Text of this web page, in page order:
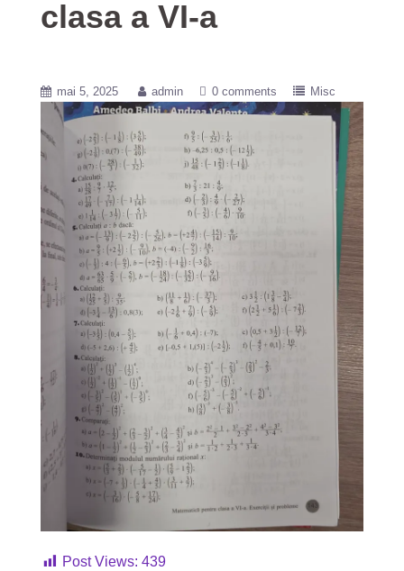
clasa a VI-a
mai 5, 2025 admin 0 comments Misc
Post Views: 439